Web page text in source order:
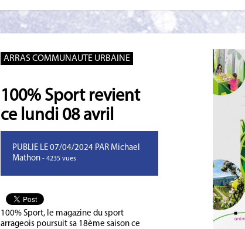
ARRAS COMMUNAUTE URBAINE
100% Sport revient
ce lundi 08 avril
PUBLIE LE 07/04/2024 PAR Michael
Mathon - 4235 vues
100% Sport, le magazine du sport
arrageois poursuit sa 18ème saison ce